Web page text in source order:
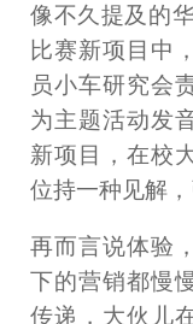
像不久提及的
比赛新项目中
员小车研究会
为主题活动发
新项目，在校
位持一种见解，
再而言说体验
下的营销都慢
传递，大伙儿